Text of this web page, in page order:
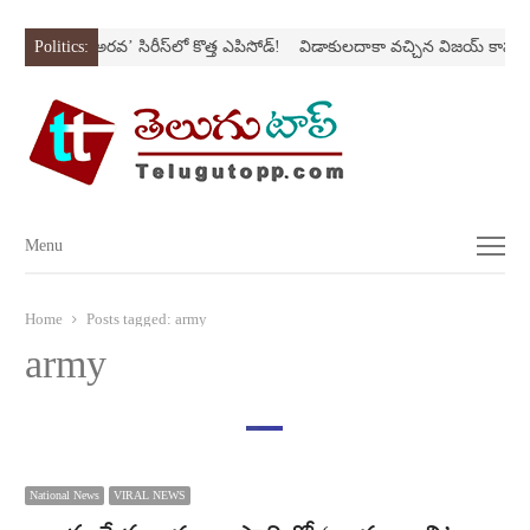
Politics:‘అర‌వ’ సిరీస్‌లో కొత్త ఎపిసోడ్‌! విడాకులదాకా వచ్చిన విజయ్‌ కాపురం
Menu
Menu
Home Posts tagged: army
army
National News VIRAL NEWS